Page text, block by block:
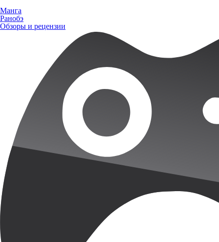
Манга
Ранобэ
Обзоры и рецензии